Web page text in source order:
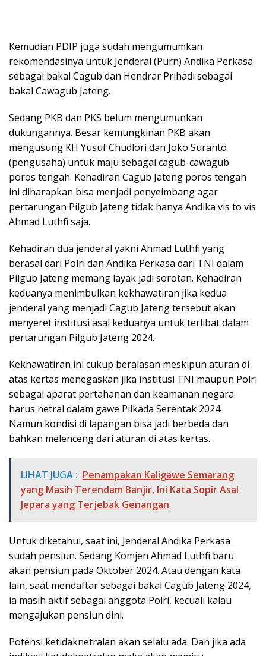
Kemudian PDIP juga sudah mengumumkan
rekomendasinya untuk Jenderal (Purn) Andika Perkasa
sebagai bakal Cagub dan Hendrar Prihadi sebagai
bakal Cawagub Jateng.
Sedang PKB dan PKS belum mengumunkan
dukungannya. Besar kemungkinan PKB akan
mengusung KH Yusuf Chudlori dan Joko Suranto
(pengusaha) untuk maju sebagai cagub-cawagub
poros tengah. Kehadiran Cagub Jateng poros tengah
ini diharapkan bisa menjadi penyeimbang agar
pertarungan Pilgub Jateng tidak hanya Andika vis to vis
Ahmad Luthfi saja.
Kehadiran dua jenderal yakni Ahmad Luthfi yang
berasal dari Polri dan Andika Perkasa dari TNI dalam
Pilgub Jateng memang layak jadi sorotan. Kehadiran
keduanya menimbulkan kekhawatiran jika kedua
jenderal yang menjadi Cagub Jateng tersebut akan
menyeret institusi asal keduanya untuk terlibat dalam
pertarungan Pilgub Jateng 2024.
Kekhawatiran ini cukup beralasan meskipun aturan di
atas kertas menegaskan jika institusi TNI maupun Polri
sebagai aparat pertahanan dan keamanan negara
harus netral dalam gawe Pilkada Serentak 2024.
Namun kondisi di lapangan bisa jadi berbeda dan
bahkan melenceng dari aturan di atas kertas.
LIHAT JUGA : Penampakan Kaligawe Semarang
yang Masih Terendam Banjir, Ini Kata Sopir Asal
Jepara yang Terjebak Genangan
Untuk diketahui, saat ini, Jenderal Andika Perkasa
sudah pensiun. Sedang Komjen Ahmad Luthfi baru
akan pensiun pada Oktober 2024. Atau dengan kata
lain, saat mendaftar sebagai bakal Cagub Jateng 2024,
ia masih aktif sebagai anggota Polri, kecuali kalau
mengajukan pensiun dini.
Potensi ketidaknetralan akan selalu ada. Dan jika ada